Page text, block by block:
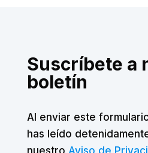
Suscríbete a
boletín
Al enviar este
has leído